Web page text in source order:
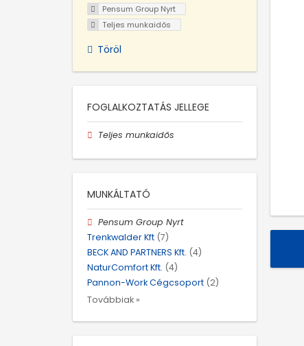
Pensum Group Nyrt
Teljes munkaidős
Töröl
FOGLALKOZTATÁS JELLEGE
Teljes munkaidős
MUNKÁLTATÓ
Pensum Group Nyrt
Trenkwalder Kft (7)
BECK AND PARTNERS Kft. (4)
NaturComfort Kft. (4)
Pannon-Work Cégcsoport (2)
Továbbiak »